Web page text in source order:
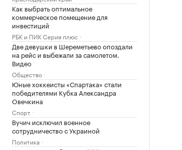
Как выбрать оптимальное
коммерческое помещение для
инвестиций
РБК и ПИК Серия плюс
Две девушки в Шереметьево опоздали
на рейс и выбежали за самолетом.
Видео
Общество
Юные хоккеисты «Спартака» стали
победителями Кубка Александра
Овечкина
Спорт
Вучич исключил военное
сотрудничество с Украиной
Политика